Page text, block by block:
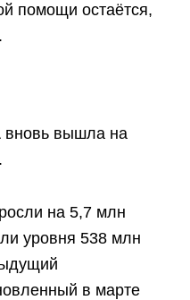
помощи остаётся,
вышла на
на 5,7 млн
уровня 538 млн
в марте